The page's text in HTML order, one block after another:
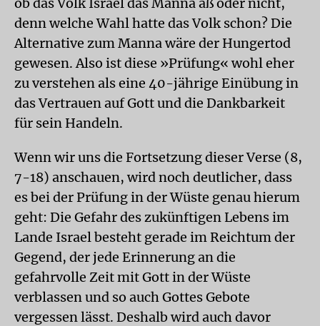
denn welche Wahl hatte das Volk schon? Die
Alternative zum Manna wäre der Hungertod
gewesen. Also ist diese »Prüfung« wohl eher
zu verstehen als eine 40-jährige Einübung in
das Vertrauen auf Gott und die Dankbarkeit
für sein Handeln.
Wenn wir uns die Fortsetzung dieser Verse (8,
7-18) anschauen, wird noch deutlicher, dass
es bei der Prüfung in der Wüste genau hierum
geht: Die Gefahr des zukünftigen Lebens im
Lande Israel besteht gerade im Reichtum der
Gegend, der jede Erinnerung an die
gefahrvolle Zeit mit Gott in der Wüste
verblassen und so auch Gottes Gebote
vergessen lässt. Deshalb wird auch davor